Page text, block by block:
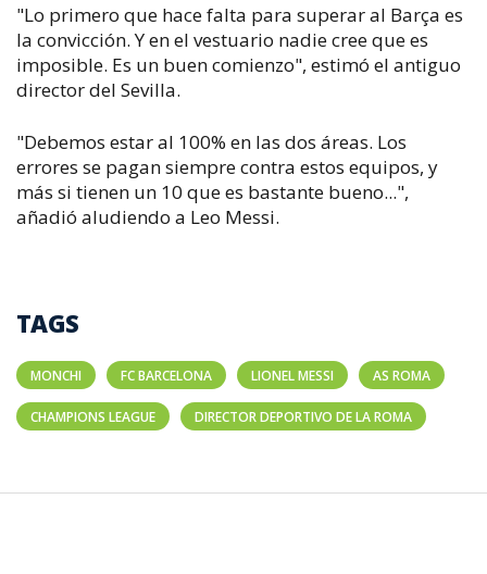
"Lo primero que hace falta para superar al Barça es
la convicción. Y en el vestuario nadie cree que es
imposible. Es un buen comienzo", estimó el antiguo
director del Sevilla.
"Debemos estar al 100% en las dos áreas. Los
errores se pagan siempre contra estos equipos, y
más si tienen un 10 que es bastante bueno...",
añadió aludiendo a Leo Messi.
TAGS
MONCHI FC BARCELONA LIONEL MESSI AS ROMA
CHAMPIONS LEAGUE DIRECTOR DEPORTIVO DE LA ROMA